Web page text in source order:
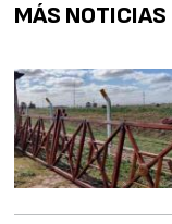
MÁS NOTICIAS